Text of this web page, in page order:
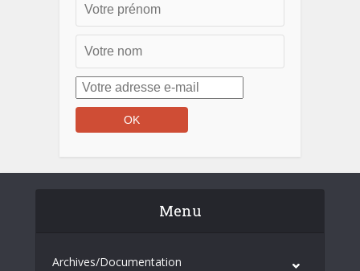
Menu
Archives/Documentation